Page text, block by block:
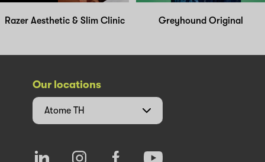
Razer Aesthetic & Slim Clinic Greyhound Original
Our locations
Atome TH